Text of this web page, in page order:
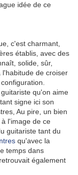
idée de ce
c'est charmant,
établis, avec des
solide, sûr,
l'habitude de croiser
qu'on aime
signe ici son
Au pire, un bien
l'image de ce
guitariste tant du
qu'avec la
temps dans
retrouvait également